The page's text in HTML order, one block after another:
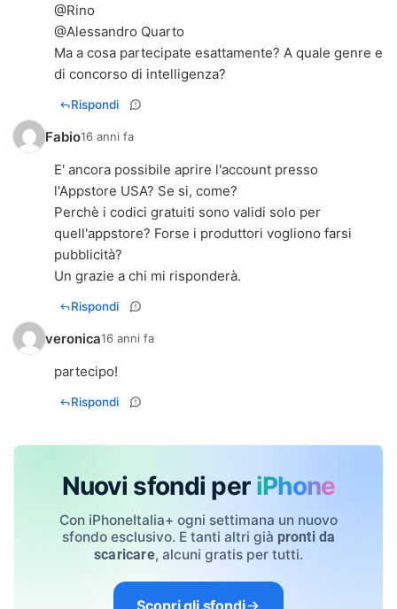
@Rino
@Alessandro Quarto
Ma a cosa partecipate esattamente? A quale genre e
di concorso di intelligenza?
Rispondi
Fabio16 anni fa
E' ancora possibile aprire l'account presso
l'Appstore USA? Se si, come?
Perchè i codici gratuiti sono validi solo per
quell'appstore? Forse i produttori vogliono farsi
pubblicità?
Un grazie a chi mi risponderà.
Rispondi
veronica16 anni fa
partecipo!
Rispondi
Nuovi sfondi per iPhone
Con iPhoneItalia+ ogni settimana un nuovo
sfondo esclusivo. E tanti altri già pronti da
scaricare, alcuni gratis per tutti.